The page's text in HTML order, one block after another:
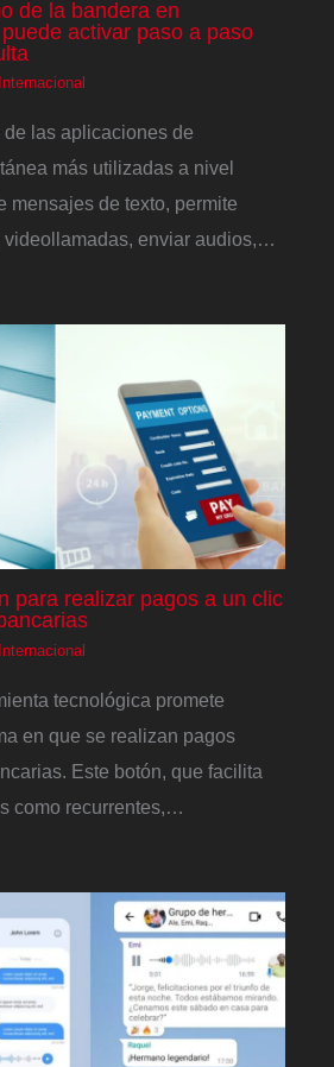
de la bandera en
activar paso a paso
Internacional
las aplicaciones de
más utilizadas a nivel
mensajes de texto, permite
videollamadas, enviar audios,…
para realizar pagos a un clic
Internacional
tecnológica promete
en que se realizan pagos
Este botón, que facilita
como recurrentes,…